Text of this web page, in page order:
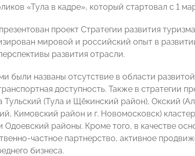
«Тула в кадре», который стартовал с 1
проект Стратегии развития
мировой и российский опыт в
развития отрасли.
были названы отсутствие в области
доступность. Также в стратегии
Тульский (Тула и Щёкинский район), Окский
Кимовский район и г. Новомосковск)
Одоевский районы. Кроме того, в качестве
частное партнерство, активное
бизнеса.